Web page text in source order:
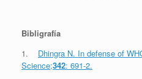
Bibligrafía
1. Dhingra N. In defense of
Science;342: 691-2.